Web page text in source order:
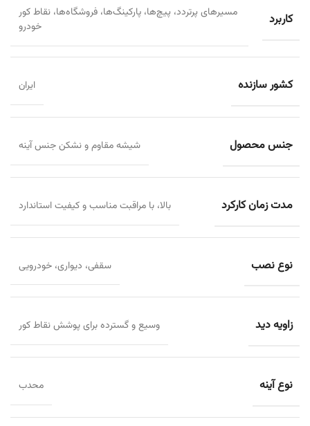
کاربرد
مسیرهای پرتردد، پیچ‌ها، پارکینگ‌ها، فروشگاه‌ها، نقاط کور
خودرو
کشور سازنده ایران
جنس محصول شیشه مقاوم و نشکن جنس آینه
مدت زمان کارکرد بالا، با مراقبت مناسب و کیفیت استاندارد
نوع نصب سقفی، دیواری، خودرویی
زاویه دید وسیع و گسترده برای پوشش نقاط کور
نوع آینه محدب